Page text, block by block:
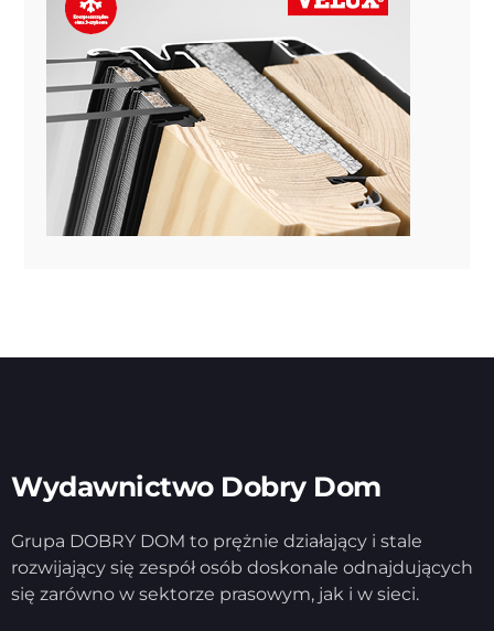
Wydawnictwo Dobry Dom
Grupa DOBRY DOM to prężnie działający i stale
rozwijający się zespół osób doskonale odnajdujących
się zarówno w sektorze prasowym, jak i w sieci.